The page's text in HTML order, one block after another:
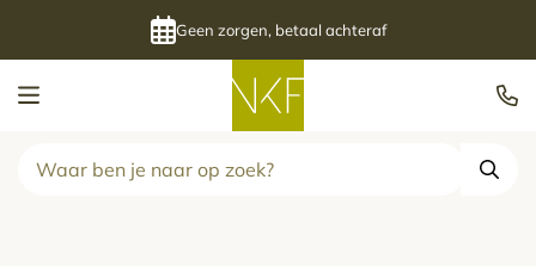
Kalenderfabriek
Geen zorgen, betaal achteraf